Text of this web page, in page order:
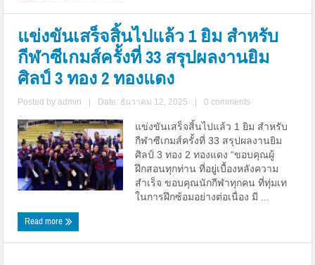
แข่งขันเสร็จสิ้นไปแล้ว 1 ยิม สำหรับ
กีฬาซีเกมส์ครั้งที่ 33 สรุปผลงานยิม
ศิลป์ 3 ทอง 2 ทองแดง
Posted byadmin Date: ธันวาคม 12, 2025 0 comments
แข่งขันเสร็จสิ้นไปแล้ว 1 ยิม สำหรับ
กีฬาซีเกมส์ครั้งที่ 33 สรุปผลงานยิม
ศิลป์ 3 ทอง 2 ทองแดง “ขอบคุณผู้
ฝึกสอนทุกท่าน ที่อยู่เบื้องหลังความ
สำเร็จ ขอบคุณนักกีฬาทุกคน ที่ทุ่มเท
ในการฝึกซ้อมอย่างต่อเนื่อง มี ...
Read more